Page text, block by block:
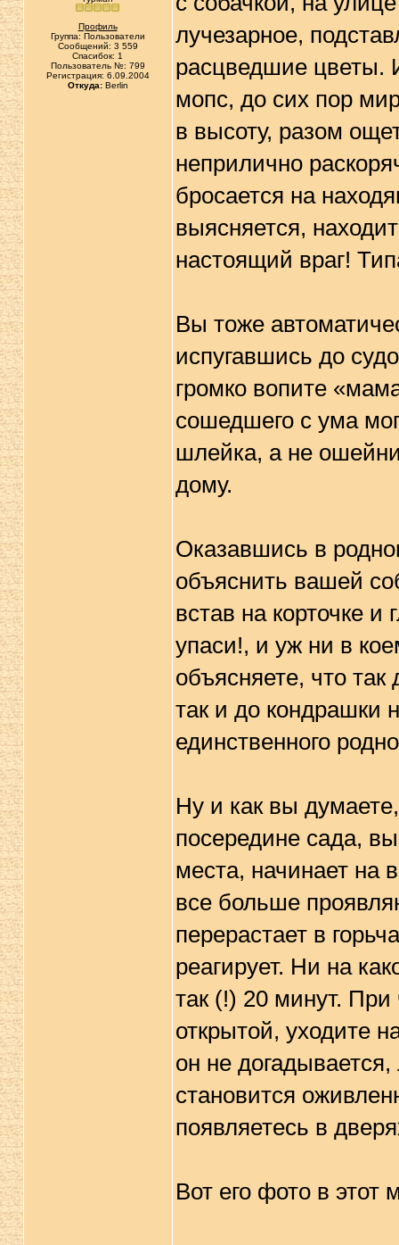
Профиль
Группа: Пользователи
Сообщений: 3 559
Спасибок: 1
Пользователь №: 799
Регистрация: 6.09.2004
Откуда:Berlin
лучезарное,
расцведшие цветы.
мопс, до сих пор
в высоту, разом
неприлично
бросается на
выясняется,
настоящий враг!
Вы тоже
испугавшись до
громко вопите
сошедшего с ума
шлейка, а не
дому.
Оказавшись в
объяснить вашей
встав на корточке
упаси!, и уж ни в
объясняете, что
так и до кондрашки
единственного
Ну и как вы
посередине сада,
места, начинает на
все больше
перерастает в
реагирует. Ни на
так (!) 20 минут.
открытой, уходите
он не
становится
появляетесь в
Вот его фото в этот